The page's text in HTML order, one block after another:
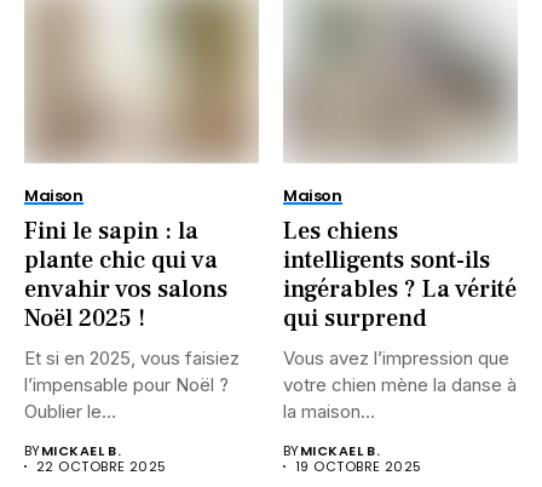
Maison
Fini le sapin : la
plante chic qui va
envahir vos salons
Noël 2025 !
Et si en 2025, vous faisiez
l’impensable pour Noël ?
Oublier le...
BYMICKAEL B.
22 OCTOBRE 2025
Maison
Les chiens
intelligents sont-ils
ingérables ? La vérité
qui surprend
Vous avez l’impression que
votre chien mène la danse à
la maison...
BYMICKAEL B.
19 OCTOBRE 2025